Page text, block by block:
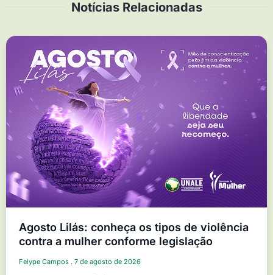
Notícias Relacionadas
Agosto Lilás: conheça os tipos de violência
contra a mulher conforme legislação
Felype Campos 7 de agosto de 2026